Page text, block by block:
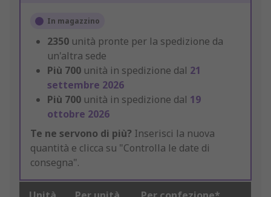
In magazzino
2350 unità pronte per la spedizione da
un'altra sede
Più 700 unità in spedizione dal 21
settembre 2026
Più 700 unità in spedizione dal 19
ottobre 2026
Te ne servono di più? Inserisci la nuova
quantità e clicca su "Controlla le date di
consegna".